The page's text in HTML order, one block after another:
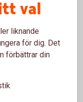
för
ett
val
liknande
för dig. Det
förbättrar din